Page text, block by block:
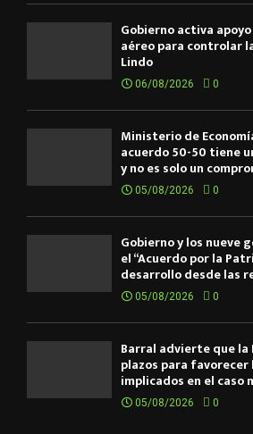
Gobierno activa
aéreo para controlar
Lindo
06/08/2026 0
Ministerio de
acuerdo 50-50 tiene
y no es solo un
05/08/2026 0
Gobierno y los nueve
el “Acuerdo por la
desarrollo desde las
05/08/2026 0
Barral advierte que la
plazos para
implicados en el caso
05/08/2026 0